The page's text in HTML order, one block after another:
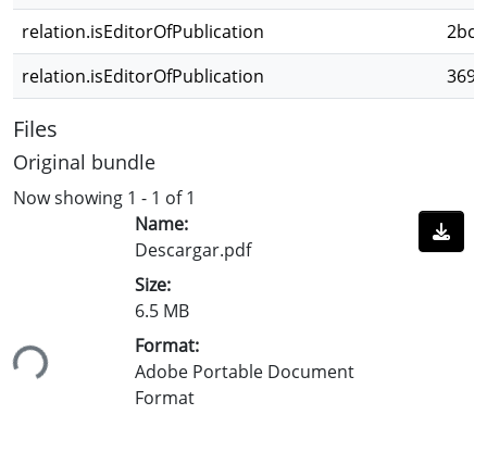
relation.isEditorOfPublication
relation.isEditorOfPublication
Files
Original bundle
Now showing 1 - 1 of 1
Name:
Descargar.pdf
Size:
6.5 MB
Format:
Adobe Portable Document
Format